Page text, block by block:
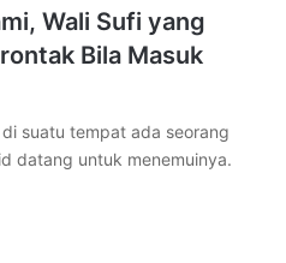
Wali Sufi yang
Bila Masuk
suatu tempat ada seorang
datang untuk menemuinya.